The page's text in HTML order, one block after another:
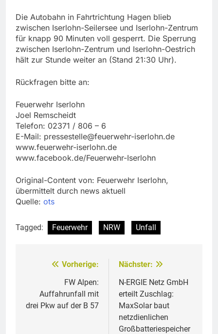
Die Autobahn in Fahrtrichtung Hagen blieb
zwischen Iserlohn-Seilersee und Iserlohn-Zentrum
für knapp 90 Minuten voll gesperrt. Die Sperrung
zwischen Iserlohn-Zentrum und Iserlohn-Oestrich
hält zur Stunde weiter an (Stand 21:30 Uhr).
Rückfragen bitte an:
Feuerwehr Iserlohn
Joel Remscheidt
Telefon: 02371 / 806 – 6
E-Mail: pressestelle@feuerwehr-iserlohn.de
www.feuerwehr-iserlohn.de
www.facebook.de/Feuerwehr-Iserlohn
Original-Content von: Feuerwehr Iserlohn,
übermittelt durch news aktuell
Quelle: ots
Tagged: Feuerwehr NRW Unfall
Beitragsnavigation
Vorherige:
FW Alpen:
Auffahrunfall mit
drei Pkw auf der B 57
Nächster:
N-ERGIE Netz GmbH
erteilt Zuschlag:
MaxSolar baut
netzdienlichen
Großbatteriespeicher